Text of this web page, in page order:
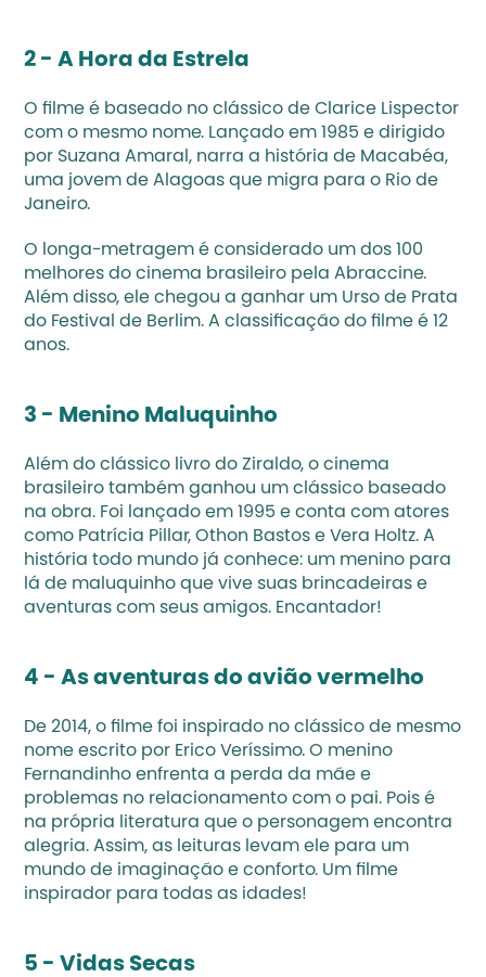
2 - A Hora da Estrela
O filme é baseado no clássico de Clarice Lispector
com o mesmo nome. Lançado em 1985 e dirigido
por Suzana Amaral, narra a história de Macabéa,
uma jovem de Alagoas que migra para o Rio de
Janeiro.
O longa-metragem é considerado um dos 100
melhores do cinema brasileiro pela Abraccine.
Além disso, ele chegou a ganhar um Urso de Prata
do Festival de Berlim. A classificação do filme é 12
anos.
3 - Menino Maluquinho
Além do clássico livro do Ziraldo, o cinema
brasileiro também ganhou um clássico baseado
na obra. Foi lançado em 1995 e conta com atores
como Patrícia Pillar, Othon Bastos e Vera Holtz. A
história todo mundo já conhece: um menino para
lá de maluquinho que vive suas brincadeiras e
aventuras com seus amigos. Encantador!
4 - As aventuras do avião vermelho
De 2014, o filme foi inspirado no clássico de mesmo
nome escrito por Erico Veríssimo. O menino
Fernandinho enfrenta a perda da mãe e
problemas no relacionamento com o pai. Pois é
na própria literatura que o personagem encontra
alegria. Assim, as leituras levam ele para um
mundo de imaginação e conforto. Um filme
inspirador para todas as idades!
5 - Vidas Secas